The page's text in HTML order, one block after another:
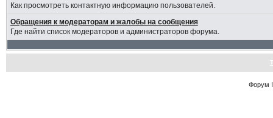
Как просмотреть контактную информацию пользователей.
Обращения к модераторам и жалобы на сообщения
Где найти список модераторов и администраторов форума.
Форум